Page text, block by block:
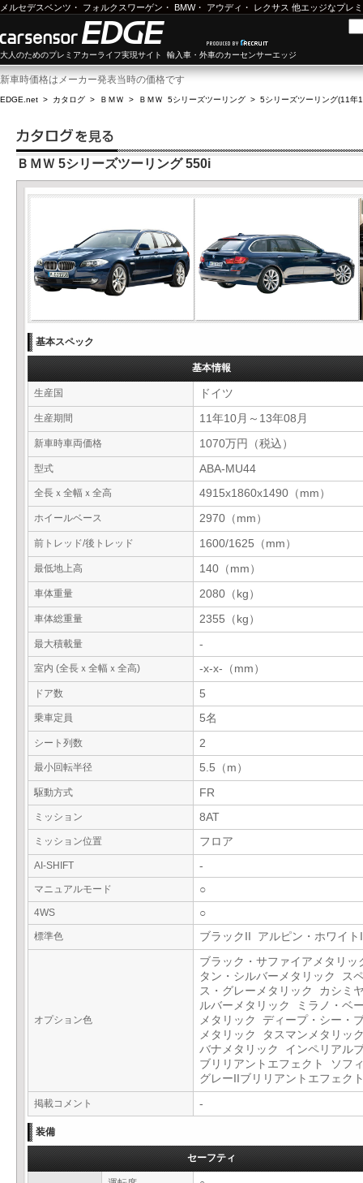
メルセデスベンツ ・ フォルクスワーゲン ・ BMW・ アウディ ・ レクサス 他エッジなプレ
大人のためのプレミアカーライフ実現サイト 輸入車・外車のカーセンサーエッジ
新車時価格はメーカー発表当時の価格です
EDGE.net > カタログ > ＢＭＷ > ＢＭＷ 5シリーズツーリング > 5シリーズツーリング(11年
ＢＭＷ 5シリーズツーリング 550i
基本スペック
基本情報
生産国 ドイツ
生産期間 11年10月～13年08月
新車時車両価格 1070万円（税込）
型式 ABA-MU44
全長ｘ全幅ｘ全高 4915x1860x1490（mm）
ホイールベース 2970（mm）
前トレッド/後トレッド 1600/1625（mm）
最低地上高 140（mm）
車体重量 2080（kg）
車体総重量 2355（kg）
最大積載量 -
室内 (全長ｘ全幅ｘ全高) -x-x-（mm）
ドア数 5
乗車定員 5名
シート列数 2
最小回転半径 5.5（m）
駆動方式 FR
ミッション 8AT
ミッション位置 フロア
AI-SHIFT -
マニュアルモード ○
4WS ○
標準色 ブラックII アルピン・ホワイ
オプション色
ブラック・サファイアメタリ
タン・シルバーメタリック ス
ス・グレーメタリック カシミ
ルバーメタリック ミラノ・ベ
メタリック ディープ・シー・
メタリック タスマンメタリッ
バナメタリック インペリアル
ブリリアントエフェクト ソフ
グレーIIブリリアントエフェク
掲載コメント -
装備
セーフティ